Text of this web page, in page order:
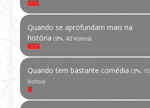
Quando se aprofundam mais na
história (9%, 42 Votos)
Quando tem bastante comédia (3%, 15
Votos)